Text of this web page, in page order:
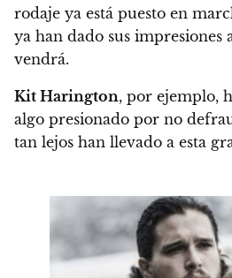
rodaje ya está puesto en
ya han dado sus impresiones
vendrá.
Kit Harington, por ejemplo,
algo presionado por no
tan lejos han llevado a esta